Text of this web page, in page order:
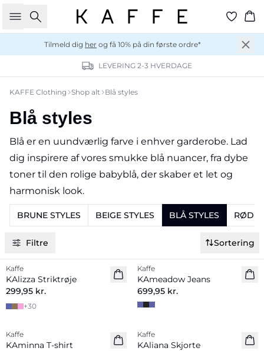
Søg
Tilmeld dig her og få 10% på din første ordre*
LEVERING 2-3 HVERDAGE
KAFFE Clothing Shop alt Blå styles
Blå styles
Blå er en uundværlig farve i enhver garderobe. Lad
dig inspirere af vores smukke blå nuancer, fra dybe
toner til den rolige babyblå, der skaber et let og
harmonisk look.
BRUNE STYLES BEIGE STYLES BLÅ STYLES RØDE
Filtre Sortering
Nyhed
Kaffe
KAlizza Striktrøje
299,95 kr.
+30
Kaffe
KAmeadow Jeans
699,95 kr.
Nyhed
Kaffe
KAminna T-shirt
Nyhed
Kaffe
KAliana Skjorte